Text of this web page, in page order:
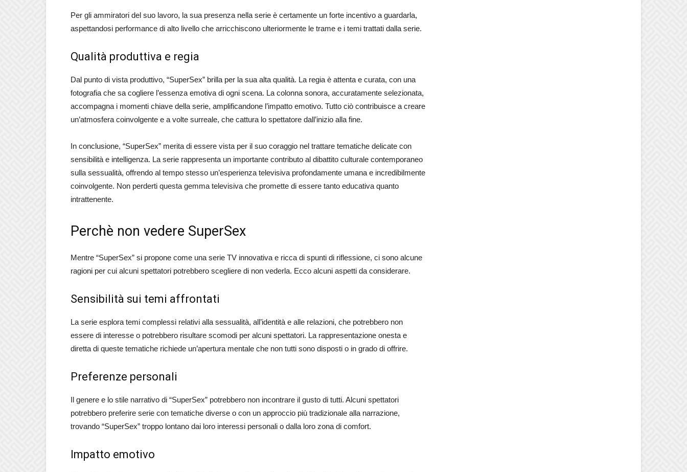
Per gli ammiratori del suo lavoro, la sua presenza nella serie è certamente un forte incentivo a guardarla,
aspettandosi performance di alto livello che arricchiscono ulteriormente le trame e i temi trattati dalla serie.
Qualità produttiva e regia
Dal punto di vista produttivo, “SuperSex” brilla per la sua alta qualità. La regia è attenta e curata, con una
fotografia che sa cogliere l’essenza emotiva di ogni scena. La colonna sonora, accuratamente selezionata,
accompagna i momenti chiave della serie, amplificandone l’impatto emotivo. Tutto ciò contribuisce a creare
un’atmosfera coinvolgente e a volte surreale, che cattura lo spettatore dall’inizio alla fine.
In conclusione, “SuperSex” merita di essere vista per il suo coraggio nel trattare tematiche delicate con
sensibilità e intelligenza. La serie rappresenta un importante contributo al dibattito culturale contemporaneo
sulla sessualità, offrendo al tempo stesso un’esperienza televisiva profondamente umana e incredibilmente
coinvolgente. Non perderti questa gemma televisiva che promette di essere tanto educativa quanto
intrattenente.
Perchè non vedere SuperSex
Mentre “SuperSex” si propone come una serie TV innovativa e ricca di spunti di riflessione, ci sono alcune
ragioni per cui alcuni spettatori potrebbero scegliere di non vederla. Ecco alcuni aspetti da considerare.
Sensibilità sui temi affrontati
La serie esplora temi complessi relativi alla sessualità, all’identità e alle relazioni, che potrebbero non
essere di interesse o potrebbero risultare scomodi per alcuni spettatori. La rappresentazione onesta e
diretta di queste tematiche richiede un’apertura mentale che non tutti sono disposti o in grado di offrire.
Preferenze personali
Il genere e lo stile narrativo di “SuperSex” potrebbero non incontrare il gusto di tutti. Alcuni spettatori
potrebbero preferire serie con tematiche diverse o con un approccio più tradizionale alla narrazione,
trovando “SuperSex” troppo lontano dai loro interessi personali o dalla loro zona di comfort.
Impatto emotivo